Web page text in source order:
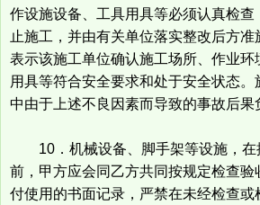
作设施设备、工具用具等必须认真检查
止施工，并由有关单位落实整改后方
表示该施工单位确认施工场所、作业环
用具等符合安全要求和处于安全状态
中由于上述不良因素而导致的事故后果
10．机械设备、脚手架等设施，在
前，甲方应会同乙方共同按规定检查验
付使用的书面记录，严禁在未经检查或